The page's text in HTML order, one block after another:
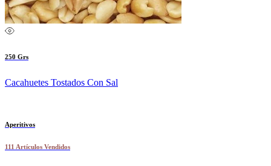
250 Grs
Cacahuetes Tostados Con Sal
Aperitivos
111 Artículos Vendidos